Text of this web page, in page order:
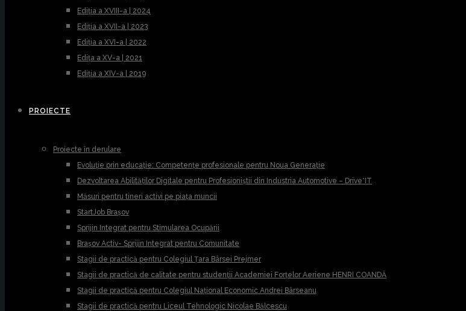
Ediția a XVIII-a | 2024
Ediția a XVII-a | 2023
Ediția a XVI-a | 2022
Edița a XV-a | 2021
Ediția a XIV-a | 2019
PROIECTE
Proiecte în derulare
Evoluție prin educație: Competențe profesionale pentru Noua Generație
Dezvoltarea Abilităților Digitale pentru Profesioniștii din Industria Automotive – Drive*IT
Măsuri pentru tineri activi pe piața muncii
StartJob Brașov
Sprijin Integrat pentru Stimularea Ocupării
Brașov Activ- Sprijin Integrat pentru Comunitate
Stagii de practică pentru Colegiul Țara Bârsei Prejmer
Stagii de practică de calitate pentru studenții Academiei Forțelor Aeriene HENRI COANDĂ
Stagii de practică pentru Colegiul Național Economic Andrei Bârseanu
Stagii de practică pentru Liceul Tehnologic Nicolae Bălcescu